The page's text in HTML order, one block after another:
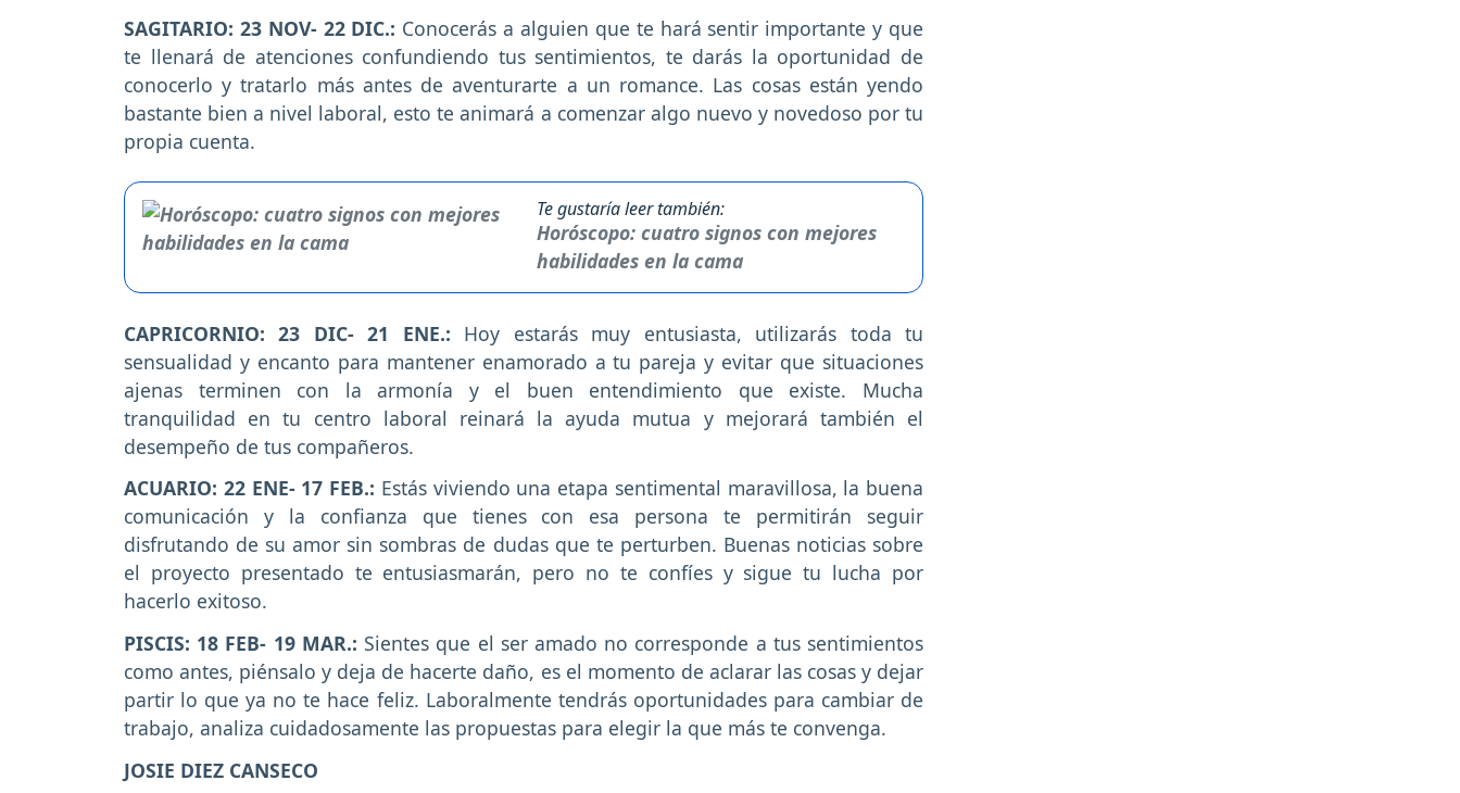
SAGITARIO: 23 NOV- 22 DIC.: Conocerás a alguien que te hará sentir importante y que
te llenará de atenciones confundiendo tus sentimientos, te darás la oportunidad de
conocerlo y tratarlo más antes de aventurarte a un romance. Las cosas están yendo
bastante bien a nivel laboral, esto te animará a comenzar algo nuevo y novedoso por tu
propia cuenta.
Te gustaría leer también:
Horóscopo: cuatro signos con mejores
habilidades en la cama
CAPRICORNIO: 23 DIC- 21 ENE.: Hoy estarás muy entusiasta, utilizarás toda tu
sensualidad y encanto para mantener enamorado a tu pareja y evitar que situaciones
ajenas terminen con la armonía y el buen entendimiento que existe. Mucha
tranquilidad en tu centro laboral reinará la ayuda mutua y mejorará también el
desempeño de tus compañeros.
ACUARIO: 22 ENE- 17 FEB.: Estás viviendo una etapa sentimental maravillosa, la buena
comunicación y la confianza que tienes con esa persona te permitirán seguir
disfrutando de su amor sin sombras de dudas que te perturben. Buenas noticias sobre
el proyecto presentado te entusiasmarán, pero no te confíes y sigue tu lucha por
hacerlo exitoso.
PISCIS: 18 FEB- 19 MAR.: Sientes que el ser amado no corresponde a tus sentimientos
como antes, piénsalo y deja de hacerte daño, es el momento de aclarar las cosas y dejar
partir lo que ya no te hace feliz. Laboralmente tendrás oportunidades para cambiar de
trabajo, analiza cuidadosamente las propuestas para elegir la que más te convenga.
JOSIE DIEZ CANSECO